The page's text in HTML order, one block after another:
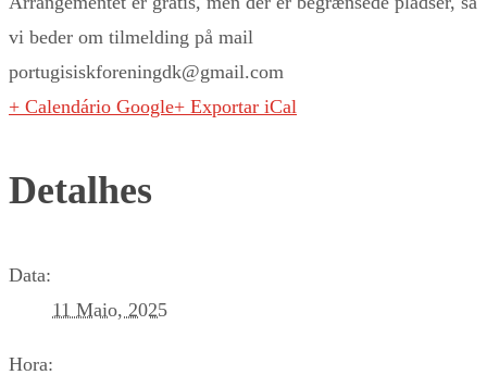
vi beder om tilmelding på mail
portugisiskforeningdk@gmail.com
+ Calendário Google+ Exportar iCal
Detalhes
Data:
11 Maio, 2025
Hora: